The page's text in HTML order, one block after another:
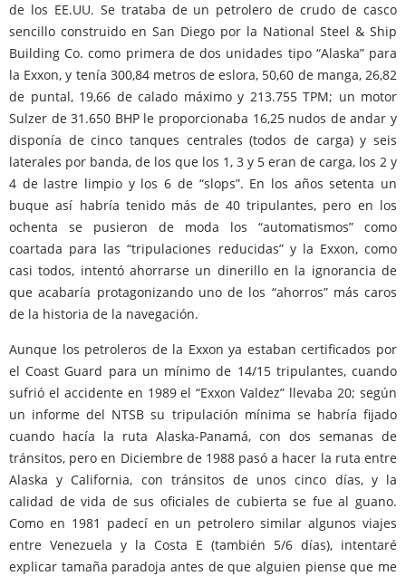
de los EE.UU. Se trataba de un petrolero de crudo de casco
sencillo construido en San Diego por la National Steel & Ship
Building Co. como primera de dos unidades tipo “Alaska” para
la Exxon, y tenía 300,84 metros de eslora, 50,60 de manga, 26,82
de puntal, 19,66 de calado máximo y 213.755 TPM; un motor
Sulzer de 31.650 BHP le proporcionaba 16,25 nudos de andar y
disponía de cinco tanques centrales (todos de carga) y seis
laterales por banda, de los que los 1, 3 y 5 eran de carga, los 2 y
4 de lastre limpio y los 6 de “slops”. En los años setenta un
buque así habría tenido más de 40 tripulantes, pero en los
ochenta se pusieron de moda los “automatismos” como
coartada para las “tripulaciones reducidas” y la Exxon, como
casi todos, intentó ahorrarse un dinerillo en la ignorancia de
que acabaría protagonizando uno de los “ahorros” más caros
de la historia de la navegación.
Aunque los petroleros de la Exxon ya estaban certificados por
el Coast Guard para un mínimo de 14/15 tripulantes, cuando
sufrió el accidente en 1989 el “Exxon Valdez” llevaba 20; según
un informe del NTSB su tripulación mínima se habría fijado
cuando hacía la ruta Alaska-Panamá, con dos semanas de
tránsitos, pero en Diciembre de 1988 pasó a hacer la ruta entre
Alaska y California, con tránsitos de unos cinco días, y la
calidad de vida de sus oficiales de cubierta se fue al guano.
Como en 1981 padecí en un petrolero similar algunos viajes
entre Venezuela y la Costa E (también 5/6 días), intentaré
explicar tamaña paradoja antes de que alguien piense que me